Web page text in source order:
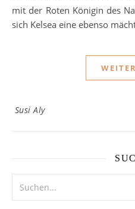
mit der Roten Königin des
sich Kelsea eine ebenso
Susi Aly